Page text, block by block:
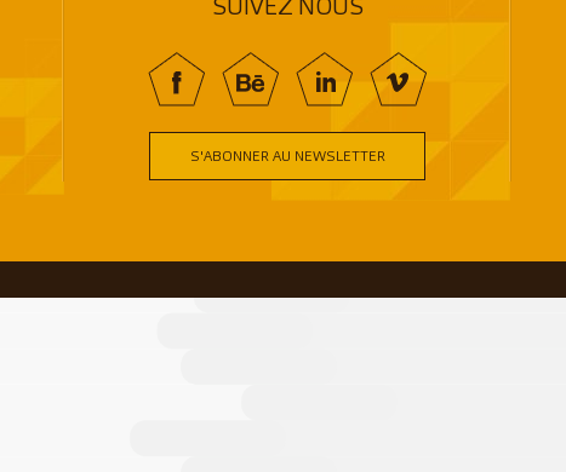
SUIVEZ NOUS
BE In V
S'ABONNER AU NEWSLETTER